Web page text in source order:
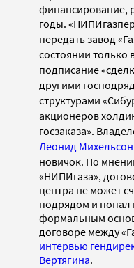
финансирование,
годы.
передать завод
состоянии только
подписание
другими
структурами
акционеров
госзаказа».
Леонид Михельсон
новичок. По
«НИПИгаза»,
центра не может
подрядом и попал
формальным
договоре между
интервью
Вертягина.